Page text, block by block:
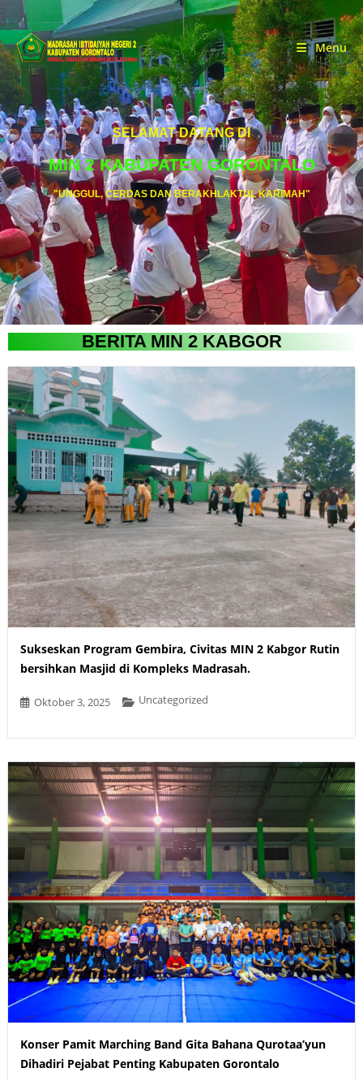
Menu
SELAMAT DATANG DI
MIN 2 KABUPATEN GORONTALO
"UNGGUL, CERDAS DAN BERAKHLAKTUL KARIMAH"
BERITA MIN 2 KABGOR
Sukseskan Program Gembira, Civitas MIN 2 Kabgor Rutin
bersihkan Masjid di Kompleks Madrasah.
Oktober 3, 2025 Uncategorized
Konser Pamit Marching Band Gita Bahana Qurotaa’yun
Dihadiri Pejabat Penting Kabupaten Gorontalo